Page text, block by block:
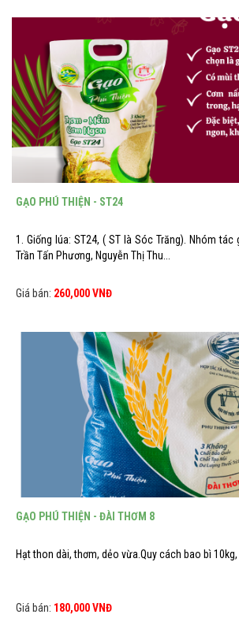
GẠO PHÚ THIỆN - ST24
1. Giống lúa: ST24, ( ST là Sóc Trăng). Nhóm tác giả: Hồ Quang Cua, TS
Trần Tấn Phương, Nguyễn Thị Thu...
Giá bán: 260,000 VNĐ
GẠO PHÚ THIỆN - ĐÀI THƠM 8
Hạt thon dài, thơm, dẻo vừa.Quy cách bao bì 10kg,
Giá bán: 180,000 VNĐ